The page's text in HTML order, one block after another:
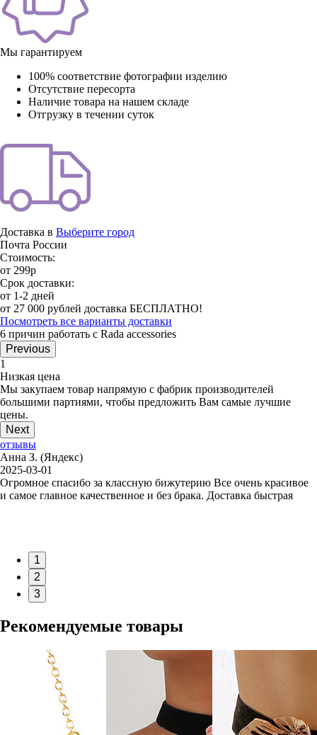
Мы гарантируем
100% соответствие фотографии изделию
Отсутствие пересорта
Наличие товара на нашем складе
Отгрузку в течении суток
Доставка в Выберите город
Почта России
Стоимость:
от 299р
Срок доставки:
от 1-2 дней
от 27 000 рублей доставка БЕСПЛАТНО!
Посмотреть все варианты доставки
6 причин работать с Rada accessories
Previous
1
Низкая цена
Мы закупаем товар напрямую с фабрик производителей
большими партиями, чтобы предложить Вам самые лучшие
цены.
Next
отзывы
Анна З. (Яндекс)
2025-03-01
Огромное спасибо за классную бижутерию Все очень красивое
и самое главное качественное и без брака. Доставка быстрая
1
2
3
Рекомендуемые товары